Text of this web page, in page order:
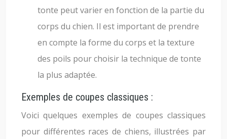
tonte peut varier en fonction de la partie du
corps du chien. Il est important de prendre
en compte la forme du corps et la texture
des poils pour choisir la technique de tonte
la plus adaptée.
Exemples de coupes classiques :
Voici quelques exemples de coupes classiques
pour différentes races de chiens, illustrées par